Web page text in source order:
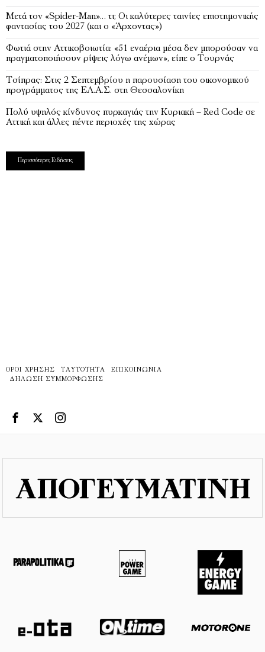
Μετά τον «Spider-Man»… τι; Oι καλύτερες ταινίες επιστημονικής
φαντασίας του 2027 (και ο «Άρχοντας»)
Φωτιά στην Αττικοβοιωτία: «51 εναέρια μέσα δεν μπορούσαν να
πραγματοποιήσουν ρίψεις λόγω ανέμων», είπε ο Τουρνάς
Τσίπρας: Στις 2 Σεπτεμβρίου η παρουσίαση του οικονομικού
προγράμματος της ΕΛ.Α.Σ. στη Θεσσαλονίκη
Πολύ υψηλός κίνδυνος πυρκαγιάς την Κυριακή – Red Code σε
Αττική και άλλες πέντε περιοχές της χώρας
Περισσότερες Ειδήσεις
ΌΡΟΙ ΧΡΉΣΗΣ ΤΑΥΤΌΤΗΤΑ
ΕΠΙΚΟΙΝΩΝΊΑ
ΔΉΛΩΣΗ ΣΥΜΜΌΡΦΩΣΗΣ